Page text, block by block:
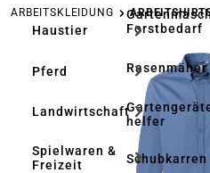
Haustier
Pferd
Landwirtschaft
Spielwaren &
Freizeit
Forstbedarf
Rasenmäher
helfer
Schubkarren
ARBEITSKLEIDUNG
Bildergalerie überspringen